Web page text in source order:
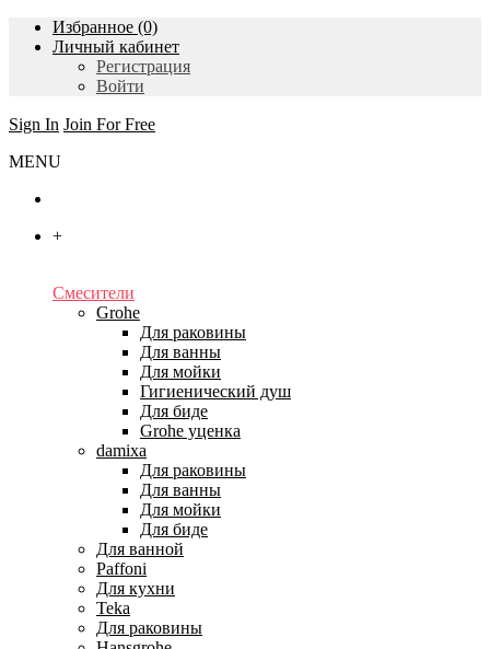
Избранное (0)
Личный кабинет
Регистрация
Войти
Sign In Join For Free
MENU
+
Смесители
Grohe
Для раковины
Для ванны
Для мойки
Гигиенический душ
Для биде
Grohe уценка
damixa
Для раковины
Для ванны
Для мойки
Для биде
Для ванной
Paffoni
Для кухни
Teka
Для раковины